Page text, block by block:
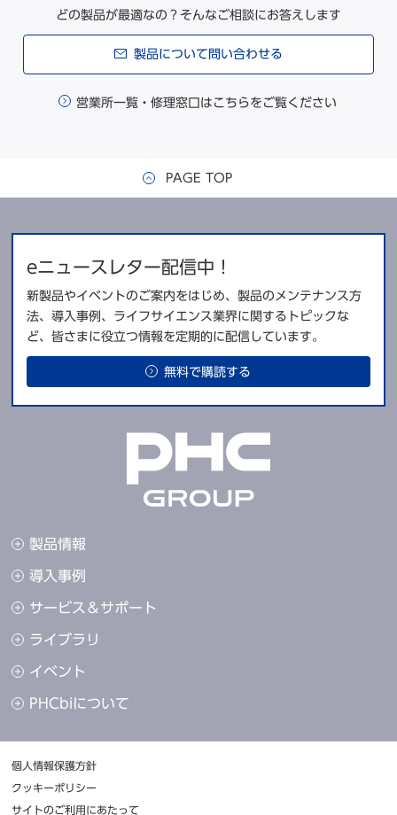
どの製品が最適なの？そんなご相談にお答えします
製品について問い合わせる
営業所一覧・修理窓口はこちらをご覧ください
PAGE TOP
製品情報
導入事例
サービス＆サポート
ライブラリ
イベント
PHCbiについて
eニュースレター配信中！
新製品やイベントのご案内をはじめ、製品のメンテナンス方
法、導入事例、ライフサイエンス業界に関するトピックな
ど、皆さまに役立つ情報を定期的に配信しています。
無料で購読する
個人情報保護方針
クッキーポリシー
サイトのご利用にあたって